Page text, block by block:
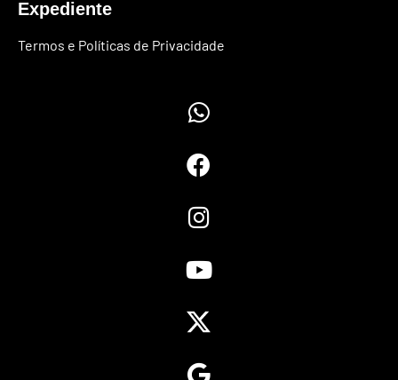
Expediente
Termos e Políticas de Privacidade